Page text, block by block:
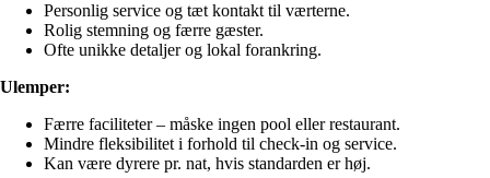
Personlig service og tæt kontakt til værterne.
Rolig stemning og færre gæster.
Ofte unikke detaljer og lokal forankring.
Ulemper:
Færre faciliteter – måske ingen pool eller restaurant.
Mindre fleksibilitet i forhold til check-in og service.
Kan være dyrere pr. nat, hvis standarden er høj.